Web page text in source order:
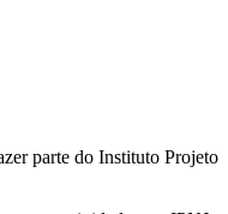
parte do Instituto Projeto